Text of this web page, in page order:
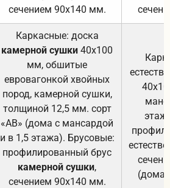
сечением 90х140 мм.
Каркасные: доска
камерной сушки 40х100
мм, обшитые
евровагонкой хвойных
пород, камерной сушки,
толщиной 12,5 мм. сорт
«АВ» (дома с мансардой
и в 1,5 этажа). Брусовые:
профилированный брус
камерной сушки,
сечением 90х140 мм.
(дома